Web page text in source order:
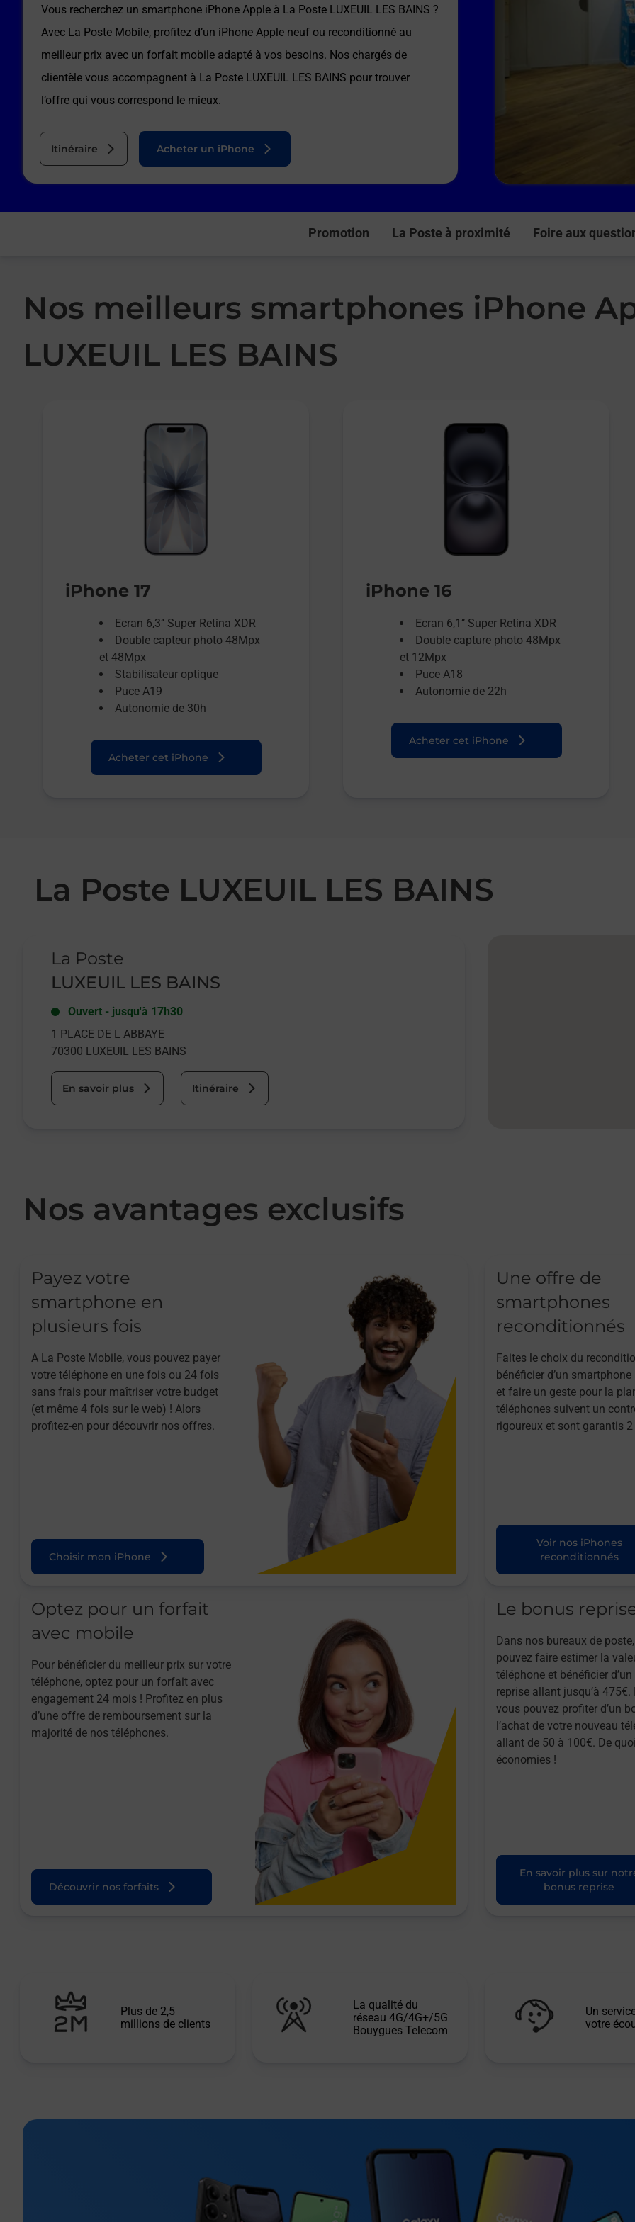
Vous recherchez un smartphone iPhone Apple à La Poste LUXEUIL LES BAINS ?
Avec La Poste Mobile, profitez d’un iPhone Apple neuf ou reconditionné au
meilleur prix avec un forfait mobile adapté à vos besoins. Nos chargés de
clientèle vous accompagnent à La Poste LUXEUIL LES BAINS pour trouver
l’offre qui vous correspond le mieux.
Itinéraire Acheter un iPhone
Promotion La Poste à proximité Foire aux
Nos meilleurs smartphones iPhone
LUXEUIL LES BAINS
iPhone 17
Ecran 6,3’’ Super Retina XDR
Double capteur photo 48Mpx
et 48Mpx
Stabilisateur optique
Puce A19
Autonomie de 30h
Acheter cet iPhone
iPhone 16
Ecran 6,1’’ Super Retina XDR
Double capture photo 48Mpx
et 12Mpx
Puce A18
Autonomie de 22h
Acheter cet iPhone
La Poste LUXEUIL LES BAINS
La Poste
LUXEUIL LES BAINS
Ouvert - jusqu'à 17h30
1 PLACE DE L ABBAYE
70300 LUXEUIL LES BAINS
En savoir plus Itinéraire
Nos avantages exclusifs
Payez votre
smartphone en
plusieurs fois
A La Poste Mobile, vous pouvez payer
votre téléphone en une fois ou 24 fois
sans frais pour maîtriser votre budget
(et même 4 fois sur le web) ! Alors
profitez-en pour découvrir nos offres.
Choisir mon iPhone
Une offre de
smartphones
reconditionnés
Faites le choix du
bénéficier d’un
et faire un geste pour la
téléphones suivent un
rigoureux et sont garantis 2
Voir nos iPhones
reconditionnés
Optez pour un forfait
avec mobile
Pour bénéficier du meilleur prix sur votre
téléphone, optez pour un forfait avec
engagement 24 mois ! Profitez en plus
d’une offre de remboursement sur la
majorité de nos téléphones.
Découvrir nos forfaits
Le bonus
Dans nos bureaux de
pouvez faire estimer la
téléphone et bénéficier
reprise allant jusqu’à 475€.
vous pouvez profiter d’un
l’achat de votre nouveau
allant de 50 à 100€. De
économies !
En savoir plus sur
bonus reprise
Plus de 2,5
millions de clients
La qualité du
réseau 4G/4G+/5G
Bouygues Telecom
Un
votre